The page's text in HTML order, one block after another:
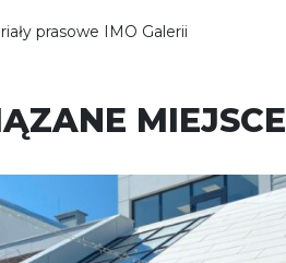
prasowe IMO Galerii
MIEJSCE